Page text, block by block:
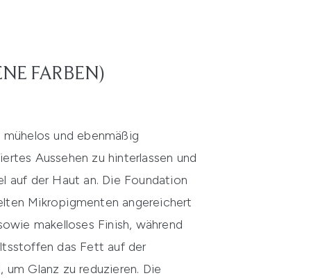
FARBEN)
und ebenmäßig
Aussehen zu hinterlassen und
auf der Haut an. Die Foundation
Mikropigmenten angereichert
makelloses Finish, während
das Fett auf der
Glanz zu reduzieren. Die